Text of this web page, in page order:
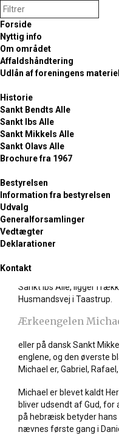
Forside
Nyttig info
Om området
Affaldshåndtering
Udlån af foreningens materiel
Historie
Sankt Bendts Alle
Sankt Ibs Alle
Sankt Mikkels Alle
Sankt Olavs Alle
Brochure fra 1967
Bestyrelsen
Information fra bestyrelsen
Udvalg
Generalforsamlinger
Vedtægter
Deklarationer
Kontakt
FORSIDE
SANKT MIKKELS
Historien
Mikkels Alle
Ærkeengelen
I vor alfabetiske
Sankt Ibs Allé, ligger i
Husmandsvej i Taastrup.
Ærkeengelen
eller på dansk Sankt
englene, og den øverste
Michael er, Gabriel,
Michael er blevet kaldt
bliver udsendt af Gud,
på hebræisk betyder hans
nævnes første gang i